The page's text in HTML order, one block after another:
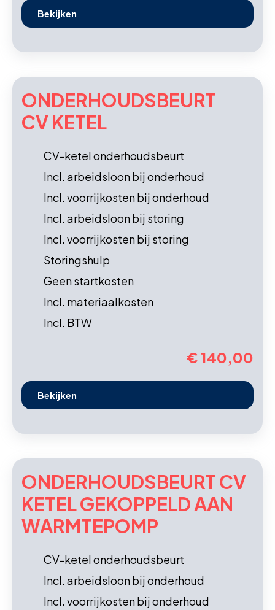
Bekijken
ONDERHOUDS­BEURT
CV KETEL
CV-ketel onderhoudsbeurt
Incl. arbeidsloon bij onderhoud
Incl. voorrijkosten bij onderhoud
Incl. arbeidsloon bij storing
Incl. voorrijkosten bij storing
Storingshulp
Geen startkosten
Incl. materiaalkosten
Incl. BTW
€ 140,00
Bekijken
ONDERHOUDS­BEURT CV
KETEL GEKOPPELD AAN
WARMTEPOMP
CV-ketel onderhoudsbeurt
Incl. arbeidsloon bij onderhoud
Incl. voorrijkosten bij onderhoud